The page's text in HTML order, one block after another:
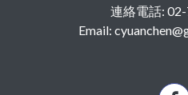
連絡電話:
Email: